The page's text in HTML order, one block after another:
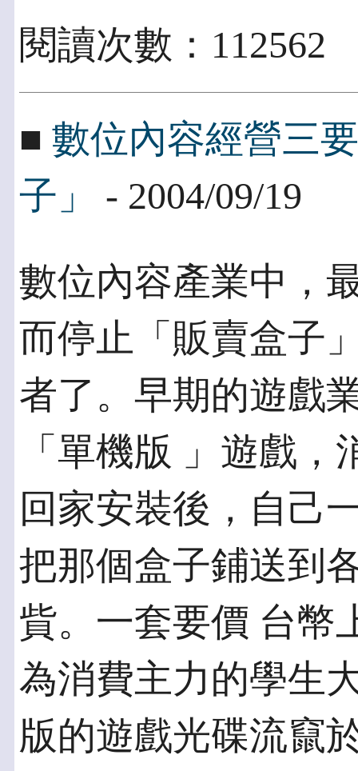
閱讀次數：
■ 數位內容經營三
子」
- 2004/09/19
數位內容產業中，
而停止「販賣盒子
者了。早期的遊戲
「單機版 」遊戲
回家安裝後，自己
把那個盒子鋪送到
貲。一套要價 台幣
為消費主力的學生
版的遊戲光碟流竄